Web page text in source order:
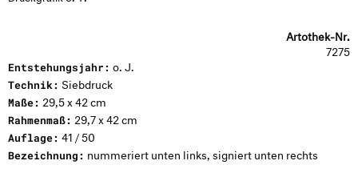
Artothek-Nr.
7275
Entstehungsjahr: o. J.
Technik: Siebdruck
Maße: 29,5 x 42 cm
Rahmenmaß: 29,7 x 42 cm
Auflage: 41 / 50
Bezeichnung: nummeriert unten links, signiert unten rechts